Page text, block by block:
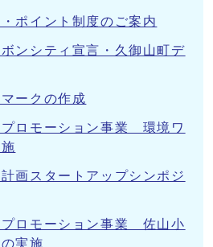
ポイント制度のご案内
ンシティ宣言・久御山町デ
ークの作成
ロモーション事業 環境ワ
画スタートアップシンポジ
プロモーション事業 佐山小
実施